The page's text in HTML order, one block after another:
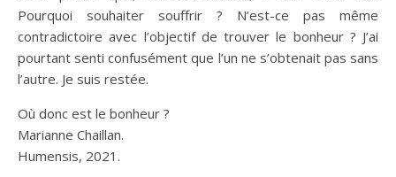
Pourquoi souhaiter souffrir ? N’est-ce pas même
contradictoire avec l’objectif de trouver le bonheur ? J’ai
pourtant senti confusément que l’un ne s’obtenait pas sans
l’autre. Je suis restée.
Où donc est le bonheur ?
Marianne Chaillan.
Humensis, 2021.